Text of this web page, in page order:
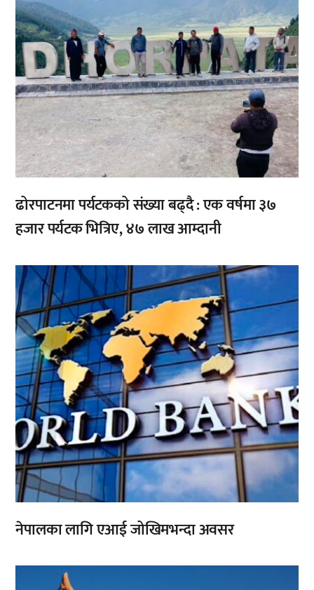
ढोरपाटनमा पर्यटकको संख्या बढ्दै : एक वर्षमा ३७
हजार पर्यटक भित्रिए, ४७ लाख आम्दानी
नेपालका लागि एआई जोखिमभन्दा अवसर